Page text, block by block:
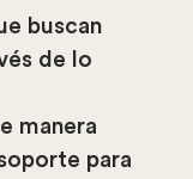
buscan
de lo
manera
para